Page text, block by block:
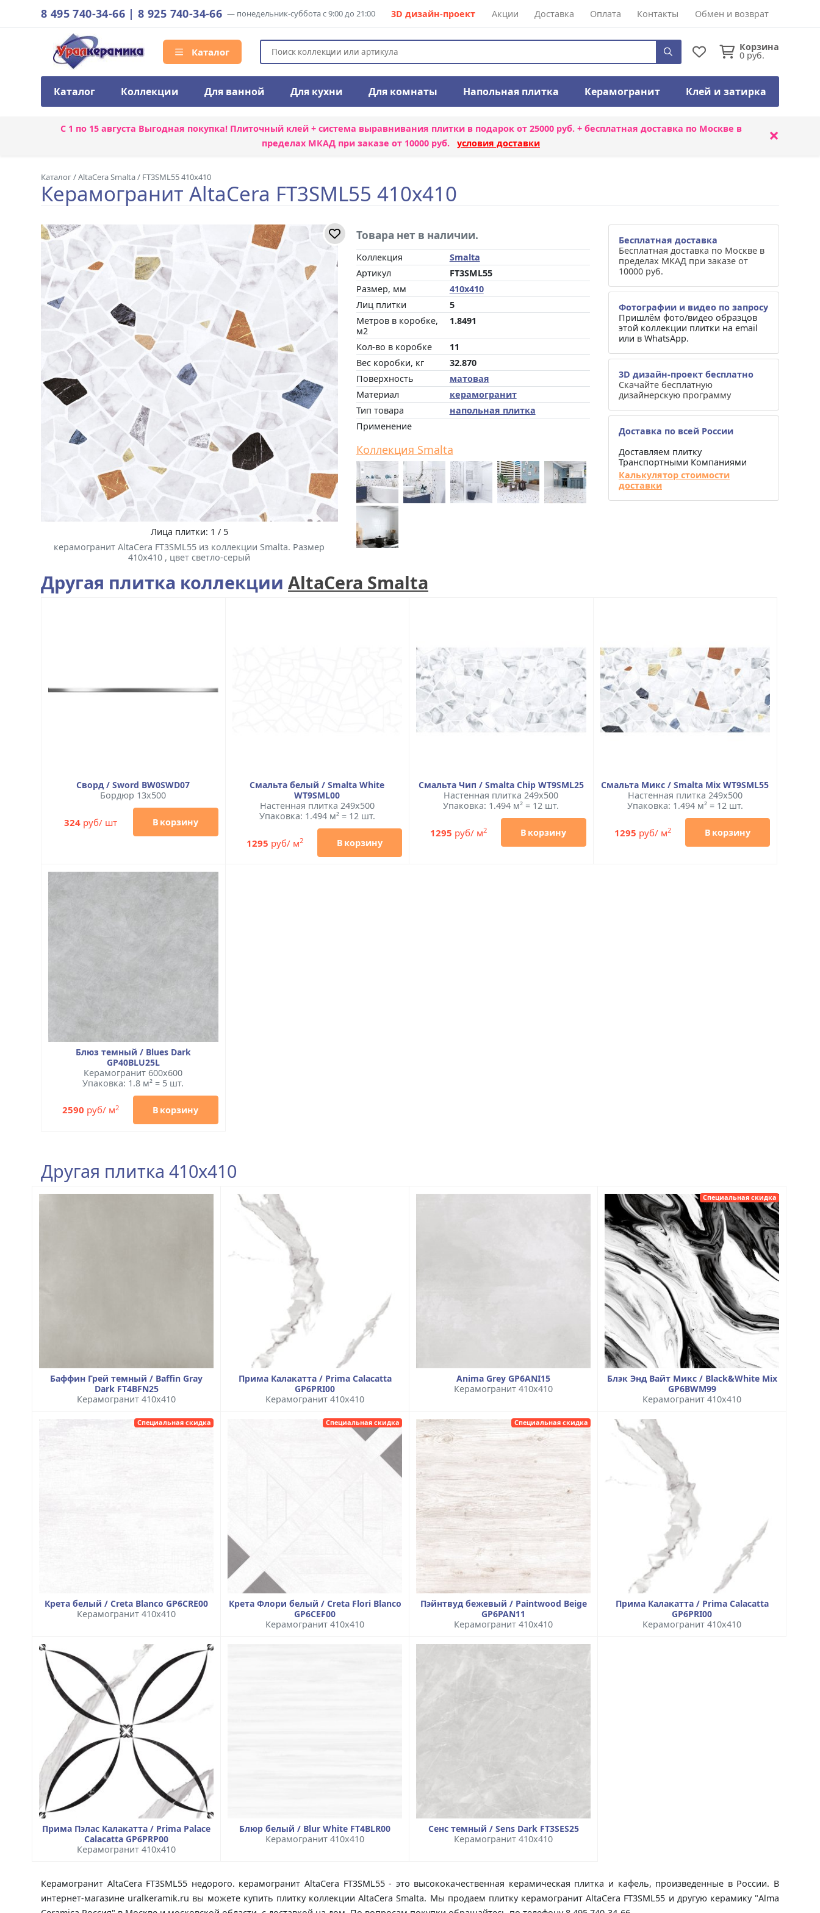
8 495 740-34-66 |8 925 740-34-66 — понедельник-суббота с 9:00 до 21:00 3D дизайн-проект Акции Доставка Оплата Контакты Обмен и возврат
Каталог Корзина
0 руб.
Каталог Коллекции Для ванной Для кухни Для комнаты Напольная плитка Керамогранит Клей и затирка
С 1 по 15 августа Выгодная покупка! Плиточный клей + система выравнивания плиткив подарок от 25000 руб. + бесплатная доставка по Москве в
пределах МКАД при заказе от 10000 руб. условия доставки ×
Каталог/AltaCera Smalta/ FT3SML55 410x410
Керамогранит AltaCera FT3SML55 410x410
Лица плитки: 1 / 5
керамогранит AltaCera FT3SML55 из коллекции Smalta. Размер
410x410 , цвет светло-серый
Товара нет в наличии.
Коллекция
Smalta
Артикул
FT3SML55
Размер, мм
410x410
Лиц плитки
5
Метров в коробке,
м2
1.8491
Кол-во в коробке
11
Вес коробки, кг
32.870
Поверхность
матовая
Материал
керамогранит
Тип товара
напольная плитка
Применение
Коллекция Smalta
Бесплатная доставка
Бесплатная доставка по Москве в
пределах МКАД при заказе от
10000 руб.
Фотографии и видео по запросу
Пришлём фото/видео образцов
этой коллекции плитки на email
или в WhatsApp.
3D дизайн-проект бесплатно
Скачайте бесплатную
дизайнерскую программу
Доставка по всей России
Доставляем плитку
Транспортными Компаниями
Калькулятор стоимости
доставки
Другая плитка коллекции AltaCera Smalta
Сворд / Sword BW0SWD07
Бордюр 13x500
324 руб/ шт В корзину
Смальта белый / Smalta White
WT9SML00
Настенная плитка 249x500
Упаковка: 1.494 м² = 12 шт.
1295 руб/ м2 В корзину
Смальта Чип / Smalta Chip WT9SML25
Настенная плитка 249x500
Упаковка: 1.494 м² = 12 шт.
1295 руб/ м2 В корзину
Смальта Микс / Smalta Mix WT9SML55
Настенная плитка 249x500
Упаковка: 1.494 м² = 12 шт.
1295 руб/ м2 В корзину
Блюз темный / Blues Dark
GP40BLU25L
Керамогранит 600x600
Упаковка: 1.8 м² = 5 шт.
2590 руб/ м2 В корзину
Другая плитка 410x410
Баффин Грей темный / Baffin Gray
Dark FT4BFN25
Керамогранит 410x410
Прима Калакатта / Prima Calacatta
GP6PRI00
Керамогранит 410x410
Anima Grey GP6ANI15
Керамогранит 410x410
Специальная скидка
Блэк Энд Вайт Микс / Black&White Mix
GP6BWM99
Керамогранит 410x410
Специальная скидка
Крета белый / Creta Blanco GP6CRE00
Керамогранит 410x410
Специальная скидка
Крета Флори белый / Creta Flori Blanco
GP6CEF00
Керамогранит 410x410
Специальная скидка
Пэйнтвуд бежевый / Paintwood Beige
GP6PAN11
Керамогранит 410x410
Прима Калакатта / Prima Calacatta
GP6PRI00
Керамогранит 410x410
Прима Пэлас Калакатта / Prima Palace
Calacatta GP6PRP00
Керамогранит 410x410
Блюр белый / Blur White FT4BLR00
Керамогранит 410x410
Сенс темный / Sens Dark FT3SES25
Керамогранит 410x410
Керамогранит AltaCera FT3SML55 недорого. керамогранит AltaCera FT3SML55 - это высококачественная керамическая плитка и кафель, произведенные в России. В
интернет-магазине uralkeramik.ru вы можете купить плитку коллекции AltaCera Smalta. Мы продаем плитку керамогранит AltaCera FT3SML55 и другую керамику "Alma